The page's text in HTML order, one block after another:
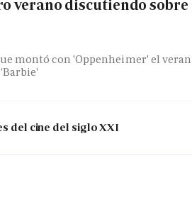
verano discutiendo sobre
montó con 'Oppenheimer' el
del cine del siglo XXI